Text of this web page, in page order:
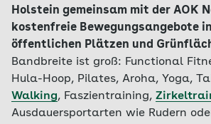
Holstein gemeinsam mit der AOK
kostenfreie Bewegungsangebote
öffentlichen Plätzen und
Bandbreite ist groß: Functional
Hula-Hoop, Pilates, Aroha, Yoga,
Walking, Faszientraining,
Ausdauersportarten wie Rudern